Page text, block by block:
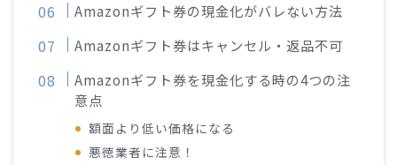
Amazonギフト券の現金化がバレない方法
Amazonギフト券はキャンセル・返品不可
Amazonギフト券を現金化する時の4つの注
意点
額面より低い価格になる
悪徳業者に注意！